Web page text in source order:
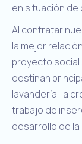
en situación de
Al contratar
la mejor
proyecto
destinan
lavandería, la
trabajo de
desarrollo de la